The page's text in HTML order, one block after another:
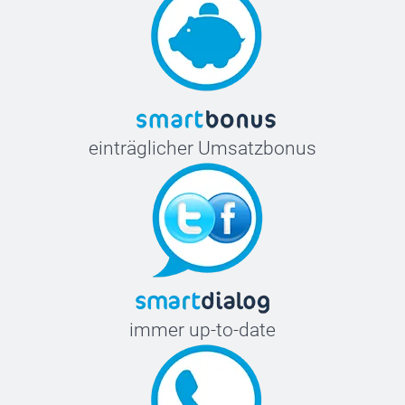
einträglicher Umsatzbonus
immer up-to-date